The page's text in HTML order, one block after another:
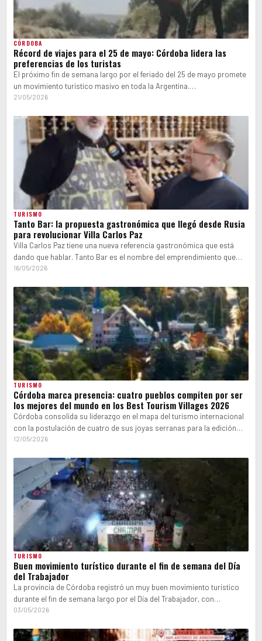
CÓRDOBA
Récord de viajes para el 25 de mayo: Córdoba lidera las
preferencias de los turistas
El próximo fin de semana largo por el feriado del 25 de mayo promete
un movimiento turístico masivo en toda la Argentina.…
21/05/2026
TURISMO
Tanto Bar: la propuesta gastronómica que llegó desde Rusia
para revolucionar Villa Carlos Paz
Villa Carlos Paz tiene una nueva referencia gastronómica que está
dando que hablar. Tanto Bar es el nombre del emprendimiento que
abrió…
16/05/2026
TURISMO
Córdoba marca presencia: cuatro pueblos compiten por ser
los mejores del mundo en los Best Tourism Villages 2026
Córdoba consolida su liderazgo en el mapa del turismo internacional
con la postulación de cuatro de sus joyas serranas para la edición…
12/05/2026
TURISMO
Buen movimiento turístico durante el fin de semana del Día
del Trabajador
La provincia de Córdoba registró un muy buen movimiento turístico
durante el fin de semana largo por el Día del Trabajador, con…
03/05/2026